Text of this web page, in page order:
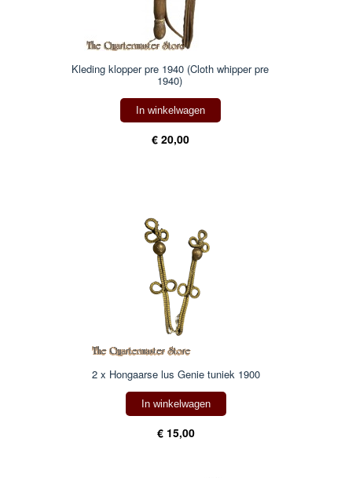
Kleding klopper pre 1940 (Cloth whipper pre
1940)
In winkelwagen
€ 20,00
2 x Hongaarse lus Genie tuniek 1900
In winkelwagen
€ 15,00